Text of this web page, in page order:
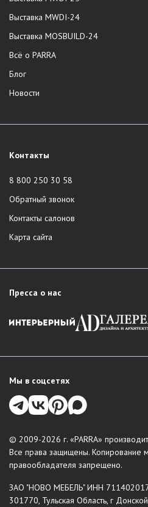
Выставка MWDI-24
Выставка MOSBUILD-24
Всё о PARRA
Блог
Новости
Контакты
8 800 250 30 58
Обратный звонок
Контакты салонов
Карта сайта
Пресса о нас
Мы в соцсетях
© 2009-2026 г. «PARRA»
Все права защищены. Копирование
правообладателя запрещено.
ЗАО "НОВО МЕБЕЛЬ" ИНН
301770, Тульская Область, г